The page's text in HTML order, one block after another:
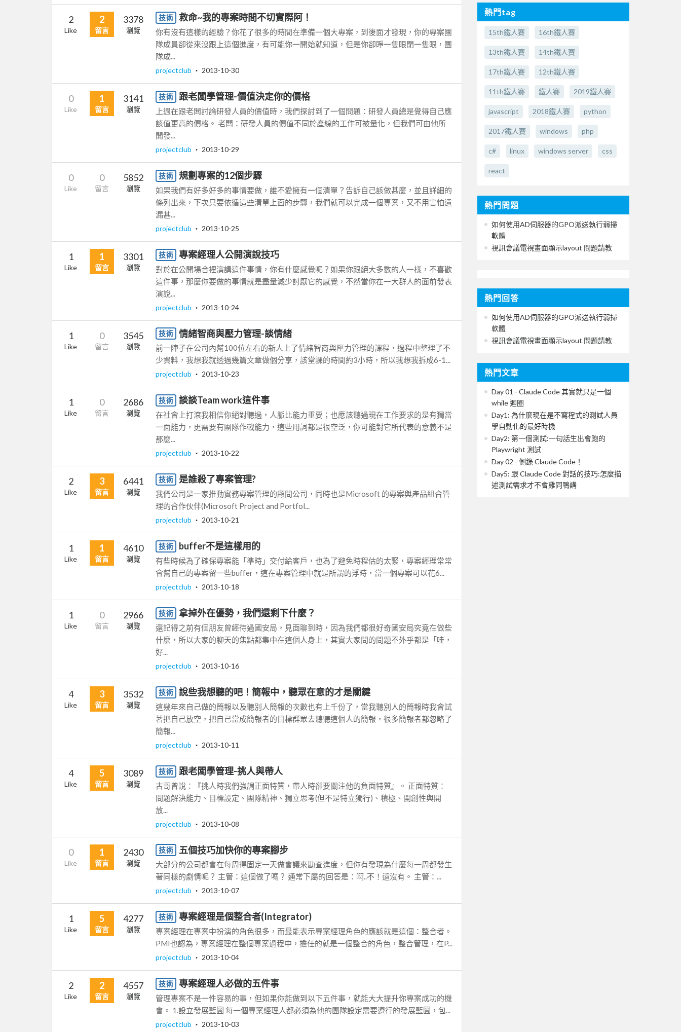
2
Like
2
留言
3378
瀏覽
技術 救命~我的專案時間不切實際阿！
你有沒有這樣的經驗？你花了很多的時間在準備一個大專案，到後面才發現，你的專案團
隊成員卻從來沒跟上這個進度，有可能你一開始就知道，但是你卻睜一隻眼閉一隻眼，團
隊成...
projectclub ‧ 2013-10-30
0
Like
1
留言
3141
瀏覽
技術 跟老闆學管理-價值決定你的價格
上週在跟老闆討論研發人員的價值時，我們探討到了一個問題：研發人員總是覺得自己應
該值更高的價格。 老闆：研發人員的價值不同於產線的工作可被量化，但我們可由他所
開發...
projectclub ‧ 2013-10-29
0
Like
0
留言
5852
瀏覽
技術 規劃專案的12個步驟
如果我們有好多好多的事情要做，誰不愛擁有一個清單？告訴自己該做甚麼，並且詳細的
條列出來，下次只要依循這些清單上面的步驟，我們就可以完成一個專案，又不用害怕遺
漏甚...
projectclub ‧ 2013-10-25
1
Like
1
留言
3301
瀏覽
技術 專案經理人公開演說技巧
對於在公開場合裡演講這件事情，你有什麼感覺呢？如果你跟絕大多數的人一樣，不喜歡
這件事，那麼你要做的事情就是盡量減少討厭它的感覺，不然當你在一大群人的面前發表
演說...
projectclub ‧ 2013-10-24
1
Like
0
留言
3545
瀏覽
技術 情緒智商與壓力管理-談情緒
前一陣子在公司內幫100位左右的新人上了情緒智商與壓力管理的課程，過程中整理了不
少資料，我想我就透過幾篇文章做個分享，該堂課的時間約3小時，所以我想我拆成6-1...
projectclub ‧ 2013-10-23
1
Like
0
留言
2686
瀏覽
技術 談談Team work這件事
在社會上打滾我相信你絕對聽過，人脈比能力重要；也應該聽過現在工作要求的是有獨當
一面能力，更需要有團隊作戰能力，這些用詞都是很空泛，你可能對它所代表的意義不是
那麼...
projectclub ‧ 2013-10-22
2
Like
3
留言
6441
瀏覽
技術 是誰殺了專案管理?
我們公司是一家推動實務專案管理的顧問公司，同時也是Microsoft 的專案與產品組合管
理的合作伙伴(Microsoft Project and Portfol...
projectclub ‧ 2013-10-21
1
Like
1
留言
4610
瀏覽
技術 buffer不是這樣用的
有些時候為了確保專案能「準時」交付給客戶，也為了避免時程估的太緊，專案經理常常
會幫自己的專案留一些buffer，這在專案管理中就是所謂的浮時，當一個專案可以花6...
projectclub ‧ 2013-10-18
1
Like
0
留言
2966
瀏覽
技術 拿掉外在優勢，我們還剩下什麼？
還記得之前有個朋友曾經待過國安局，見面聊到時，因為我們都很好奇國安局究竟在做些
什麼，所以大家的聊天的焦點都集中在這個人身上，其實大家問的問題不外乎都是「哇，
好...
projectclub ‧ 2013-10-16
4
Like
3
留言
3532
瀏覽
技術 說些我想聽的吧！簡報中，聽眾在意的才是關鍵
這幾年來自己做的簡報以及聽別人簡報的次數也有上千份了，當我聽別人的簡報時我會試
著把自己放空，把自己當成簡報者的目標群眾去聽聽這個人的簡報，很多簡報者都忽略了
簡報...
projectclub ‧ 2013-10-11
4
Like
5
留言
3089
瀏覽
技術 跟老闆學管理-挑人與帶人
古哥曾說：『挑人時我們強調正面特質，帶人時卻要關注他的負面特質』。 正面特質：
問題解決能力、目標設定、團隊精神、獨立思考(但不是特立獨行)、積極、開創性與開
放...
projectclub ‧ 2013-10-08
0
Like
1
留言
2430
瀏覽
技術 五個技巧加快你的專案腳步
大部分的公司都會在每周得固定一天做會議來勘查進度，但你有發現為什麼每一周都發生
著同樣的劇情呢？ 主管：這個做了嗎？ 通常下屬的回答是：啊..不！還沒有。 主管：...
projectclub ‧ 2013-10-07
1
Like
5
留言
4277
瀏覽
技術 專案經理是個整合者(Integrator)
專案經理在專案中扮演的角色很多，而最能表示專案經理角色的應該就是這個：整合者。
PMI也認為，專案經理在整個專案過程中，擔任的就是一個整合的角色，整合管理，在P...
projectclub ‧ 2013-10-04
2
Like
2
留言
4557
瀏覽
技術 專案經理人必做的五件事
管理專案不是一件容易的事，但如果你能做到以下五件事，就能大大提升你專案成功的機
會。 1.設立發展藍圖 每一個專案經理人都必須為他的團隊設定需要遵行的發展藍圖，包...
projectclub ‧ 2013-10-03
熱門tag
15th鐵人賽 16th鐵人賽
13th鐵人賽 14th鐵人賽
17th鐵人賽 12th鐵人賽
11th鐵人賽 鐵人賽 2019鐵人賽
javascript 2018鐵人賽 python
2017鐵人賽 windows php
c# linux windows server css
react
熱門問題
如何使用AD伺服器的GPO派送執行弱掃
軟體
視訊會議電視畫面顯示layout 問題請教
熱門回答
如何使用AD伺服器的GPO派送執行弱掃
軟體
視訊會議電視畫面顯示layout 問題請教
熱門文章
Day 01 - Claude Code 其實就只是一個
while 迴圈
Day1: 為什麼現在是不寫程式的測試人員
學自動化的最好時機
Day2: 第一個測試:一句話生出會跑的
Playwright 測試
Day 02 - 側錄 Claude Code！
Day5: 跟 Claude Code 對話的技巧:怎麼描
述測試需求才不會雞同鴨講